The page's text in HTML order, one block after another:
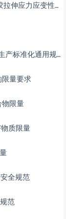
GB T 528-2009硫化橡胶或热塑性橡胶拉伸应力应变性能的测定
GB 45673-2025危险化学品企业安全生产标准化通用规范
限量要求
物限量
质限量
全规范
范